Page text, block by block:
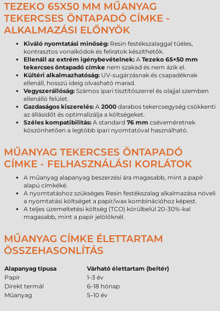
TEZEKO 65X50 MM MŰANYAG
TEKERCSES ÖNTAPADÓ CÍMKE -
ALKALMAZÁSI ELŐNYÖK
Kiváló nyomtatási minőség: Resin festékszalaggal tűéles,
kontrasztos vonalkódok és feliratok készíthetők.
Ellenáll az extrém igénybevételnek: A Tezeko 65×50 mm
tekercses öntapadó címke nem szakad és nem ázik el.
Kültéri alkalmazhatóság: UV-sugárzásnak és csapadéknak
ellenáll, hosszú ideig olvasható marad.
Vegyszerállóság: Számos ipari tisztítószerrel és olajjal szemben
ellenálló felület.
Gazdaságos kiszerelés: A 2000 darabos tekercsegység csökkenti
az állásidőt és optimalizálja a költségeket.
Széles kompatibilitás: A standard 76 mm cséveméretnek
köszönhetően a legtöbb ipari nyomtatóval használható.
MŰANYAG TEKERCSES ÖNTAPADÓ
CÍMKE - FELHASZNÁLÁSI KORLÁTOK
A műanyag alapanyag beszerzési ára magasabb, mint a papír
alapú címkéké.
A nyomtatáshoz szükséges Resin festékszalag alkalmazása növeli
a nyomtatási költséget a papír/wax kombinációhoz képest.
A teljes üzemeltetési költség (TCO) körülbelül 20-30%-kal
magasabb, mint a papír jelölőknél.
MŰANYAG CÍMKE ÉLETTARTAM
ÖSSZEHASONLÍTÁS
Alapanyag típusa
Várható élettartam (beltér)
Papír
1–3 év
Direkt termál
6–18 hónap
Műanyag
5–10 év